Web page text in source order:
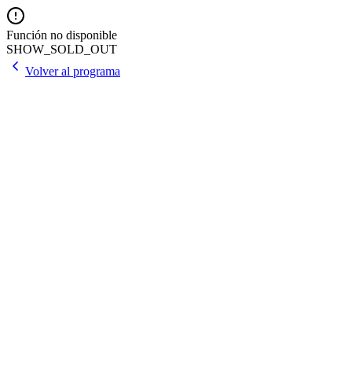
Función no disponible
SHOW_SOLD_OUT
Volver al programa